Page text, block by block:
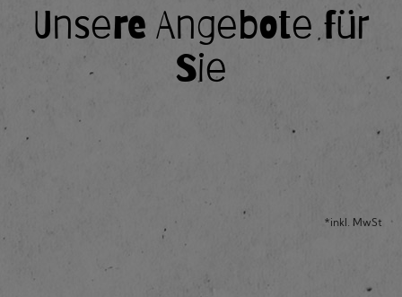
Unsere Angebote für
Sie
*inkl. MwSt